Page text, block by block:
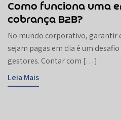
Como funciona uma
cobrança B2B?
No mundo corporativo, garantir
sejam pagas em dia é um
gestores. Contar com […]
Leia Mais